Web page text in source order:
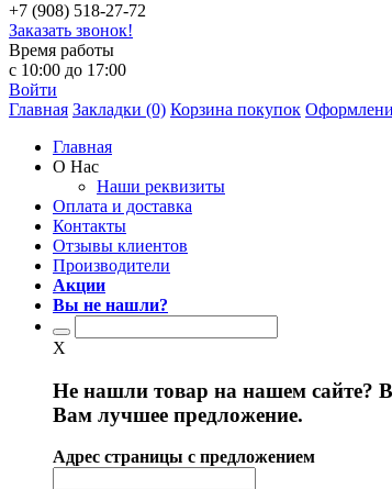
+7 (908) 518-27-72
Заказать звонок!
Время работы
с 10:00 до 17:00
Войти
Главная Закладки (0) Корзина покупок
Главная
О Нас
Наши реквизиты
Оплата и доставка
Контакты
Отзывы клиентов
Производители
Акции
Вы не нашли?
X
Не нашли товар на нашем сайте?
Вам лучшее предложение.
Адрес страницы с предложением